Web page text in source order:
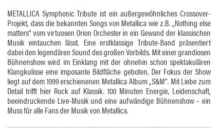
METALLICA Symphonic Tribute ist ein außergewöhnliches Crossover-
Projekt, dass die bekannten Songs von Metallica wie z.B. „Nothing else
matters“ vom virtuosen Orion Orchester in ein Gewand der klassischen
Musik eintauchen lässt. Eine erstklassige Tribute-Band präsentiert
dabei den legendären Sound des großen Vorbilds. Mit einer grandiosen
Bühnenshow wird im Einklang mit der ohnehin schon spektakulären
Klangkulisse eine imposante Bildfläche geboten. Der Fokus der Show
liegt auf dem 1999 erschienenen Metallica Album „S&M“. Mit Liebe zum
Detail trifft hier Rock auf Klassik. 100 Minuten Energie, Leidenschaft,
beeindruckende Live-Musik und eine aufwändige Bühnenshow – ein
Muss für alle Fans der Musik von Metallica.